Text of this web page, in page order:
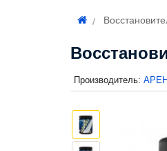
Производитель: